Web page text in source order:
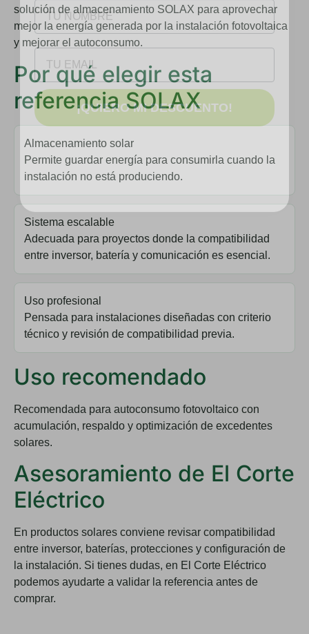
solución de almacenamiento SOLAX para aprovechar
mejor la energía generada por la instalación fotovoltaica
y mejorar el autoconsumo.
Por qué elegir esta
referencia SOLAX
Almacenamiento solar
Permite guardar energía para consumirla cuando la
instalación no está produciendo.
Sistema escalable
Adecuada para proyectos donde la compatibilidad
entre inversor, batería y comunicación es esencial.
Uso profesional
Pensada para instalaciones diseñadas con criterio
técnico y revisión de compatibilidad previa.
Uso recomendado
Recomendada para autoconsumo fotovoltaico con
acumulación, respaldo y optimización de excedentes
solares.
Asesoramiento de El Corte
Eléctrico
En productos solares conviene revisar compatibilidad
entre inversor, baterías, protecciones y configuración de
la instalación. Si tienes dudas, en El Corte Eléctrico
podemos ayudarte a validar la referencia antes de
comprar.
Email
¡QUIERO MI DESCUENTO!